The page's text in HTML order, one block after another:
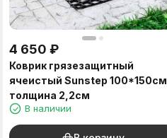
4 650 ₽
Коврик грязезащитный
ячеистый Sunstep 100*150см
толщина 2,2см
В наличии